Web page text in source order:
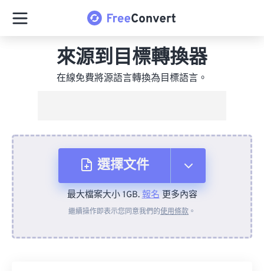
來源到目標轉換器
在線免費將源語言轉換為目標語言。
選擇文件
來自裝置
最大檔案大小 1GB.報名更多內容
繼續操作即表示您同意我們的使用條款 。